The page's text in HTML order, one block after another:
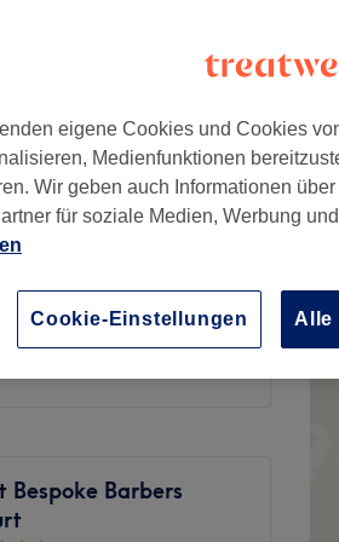
36 €
15 €
Bespoke Barbers
eigene Cookies und Cookies
Medienfunktionen
Wir geben auch Informationen
für soziale Medien, Werbung
Cookie-Einstellungen Alle